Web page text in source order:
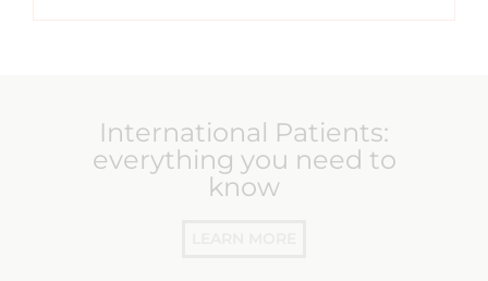
International Patients:
everything you need to
know